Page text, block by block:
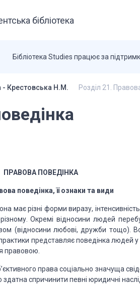
бібліотека
Бібліотека Studies працює за
- Крестовська Н.М. Розділ 21.
ПРАВОВА ПОВЕДІНКА
поведінка, її ознаки та види
має різні форми виразу,
Окремі відносини людей
(відносини любові, дружби тощо).
представляє поведінка людей
правовою.
ного права соціально значуща
здатна спричинити певні юридичні